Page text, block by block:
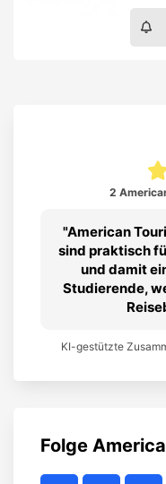
2
American
sind praktisch
und damit
Studierende,
KI-gestützte
Folge